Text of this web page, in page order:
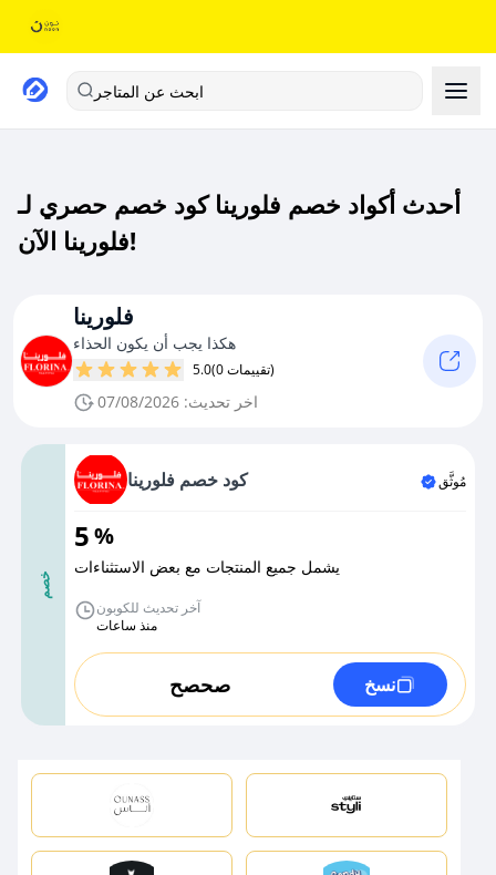
ابحث عن المتاجر
أحدث أكواد خصم فلورينا كود خصم حصري لـ
فلورينا الآن!
فلورينا
هكذا يجب أن يكون الحذاء
5.0 (0 تقييمات)
اخر تحديث: 07/08/2026
خصم
كود خصم فلورينا مُوثَّق
5%
يشمل جميع المنتجات مع بعض الاستثناءات
آخر تحديث للكوبون
منذ ساعات
صحصح نسخ